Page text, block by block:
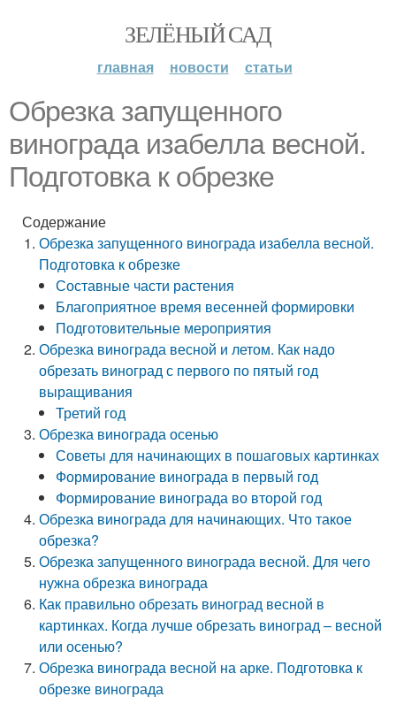
ЗЕЛЁНЫЙ САД
главная новости статьи
Обрезка запущенного
винограда изабелла весной.
Подготовка к обрезке
Содержание
Обрезка запущенного винограда изабелла весной.
Подготовка к обрезке
Составные части растения
Благоприятное время весенней формировки
Подготовительные мероприятия
Обрезка винограда весной и летом. Как надо
обрезать виноград с первого по пятый год
выращивания
Третий год
Обрезка винограда осенью
Советы для начинающих в пошаговых картинках
Формирование винограда в первый год
Формирование винограда во второй год
Обрезка винограда для начинающих. Что такое
обрезка?
Обрезка запущенного винограда весной. Для чего
нужна обрезка винограда
Как правильно обрезать виноград весной в
картинках. Когда лучше обрезать виноград – весной
или осенью?
Обрезка винограда весной на арке. Подготовка к
обрезке винограда